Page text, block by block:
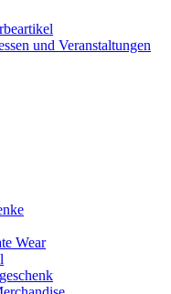
und Veranstaltungen
Wear